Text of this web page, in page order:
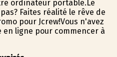
ordinateur portable.Le
Faites réalité le rêve de
pour Jcrew!Vous n'avez
ligne pour commencer à